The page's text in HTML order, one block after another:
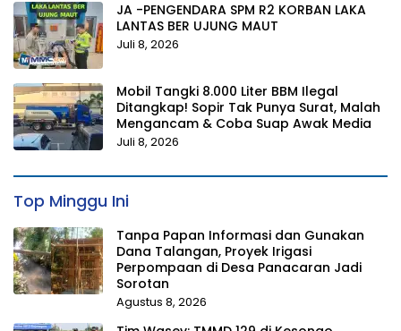
JA -PENGENDARA SPM R2 KORBAN LAKA
LANTAS BER UJUNG MAUT
Juli 8, 2026
Mobil Tangki 8.000 Liter BBM Ilegal
Ditangkap! Sopir Tak Punya Surat, Malah
Mengancam & Coba Suap Awak Media
Juli 8, 2026
Top Minggu Ini
Tanpa Papan Informasi dan Gunakan
Dana Talangan, Proyek Irigasi
Perpompaan di Desa Panacaran Jadi
Sorotan
Agustus 8, 2026